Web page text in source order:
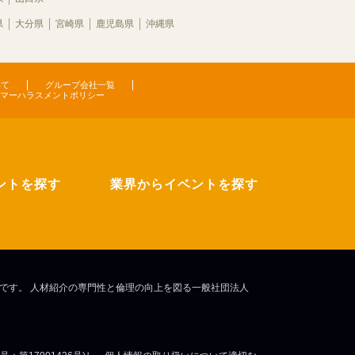
大分県 宮崎県 鹿児島県 沖縄県
グループ会社一覧
ーハラスメントポリシー
トを探す 業界からイベントを探す